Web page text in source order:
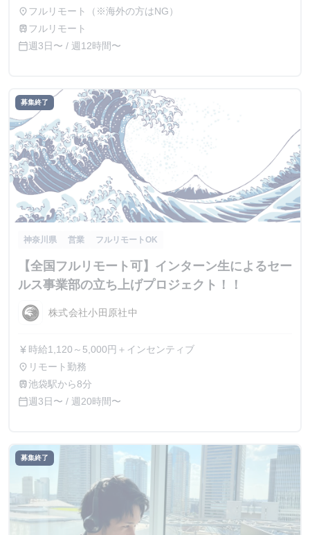
制となります。 【ストック報酬制度】 案件ごとに毎月報酬
を得るビジネスモデルとなります。 あなたが携わった案件
す。 1件契約獲得につき、最低10,000円〜のお支払いとなり
place フルリモート（※海外の方はNG）
train フルリモート
calendar_today週3日〜 / 週12時間〜
募集終了
神奈川県 営業 フルリモートOK
【全国フルリモート可】インターン生によるセー
ルス事業部の立ち上げプロジェクト！！
株式会社小田原社中
currency_yen 時給1,120～5,000円＋インセンティブ
place リモート勤務
train池袋駅から8分
calendar_today週3日〜 / 週20時間〜
募集終了